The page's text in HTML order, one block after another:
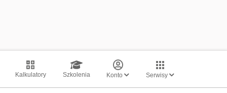
Kalkulatory Szkolenia Konto Serwisy